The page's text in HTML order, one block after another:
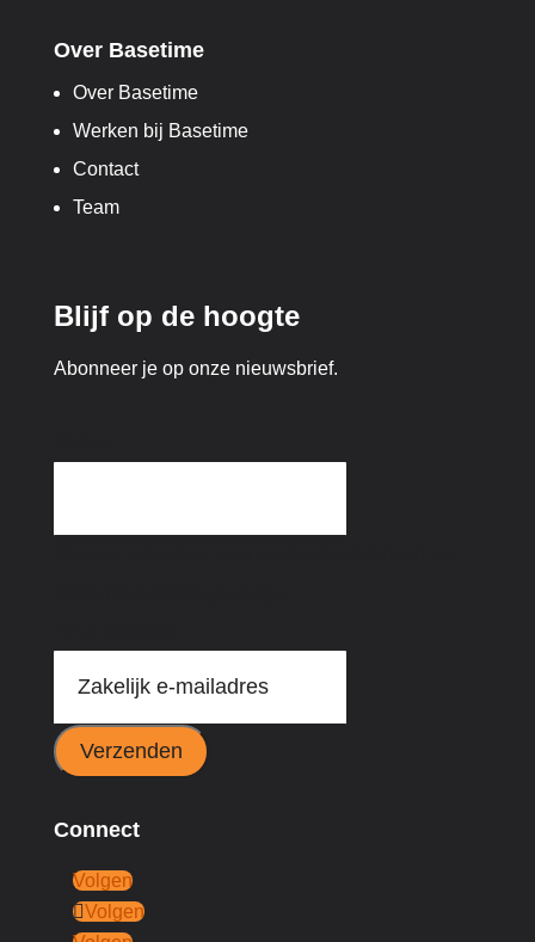
Over Basetime
Over Basetime
Werken bij Basetime
Contact
Team
Blijf op de hoogte
Abonneer je op onze nieuwsbrief.
Verzenden
Connect
Volgen
Volgen